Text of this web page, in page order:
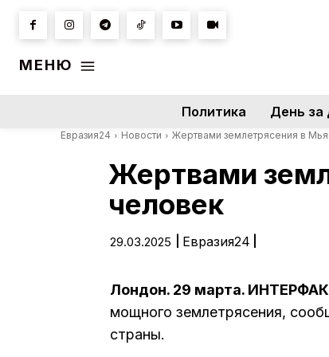
МЕНЮ
Политика День за
Евразия24 Новости Жертвами землетрясения в
Жертвами
человек
29.03.2025 Евразия24
Лондон. 29 марта.
мощного землетрясения,
страны.